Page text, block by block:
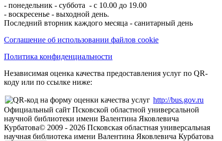
- понедельник - суббота - с 10.00 до 19.00
- воскресенье - выходной день.
Последний вторник каждого месяца - санитарный день
Соглашение об использовании файлов cookie
Политика конфиденциальности
Независимая оценка качества предоставления услуг по QR-
коду или по ссылке ниже:
http://bus.gov.ru
Официальный сайт Псковской областной универсальной
научной библиотеки имени Валентина Яковлевича
Курбатова© 2009 - 2026 Псковская областная универсальная
научная библиотека имени Валентина Яковлевича Курбатова